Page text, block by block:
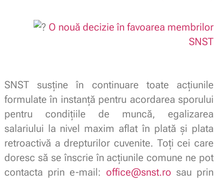
O nouă decizie în favoarea membrilor
SNST
SNST susține în continuare toate acțiunile
formulate în instanță pentru acordarea sporului
pentru condițiile de muncă, egalizarea
salariului la nivel maxim aflat în plată și plata
retroactivă a drepturilor cuvenite. Toți cei care
doresc să se înscrie în acțiunile comune ne pot
contacta prin e-mail: office@snst.ro sau prin